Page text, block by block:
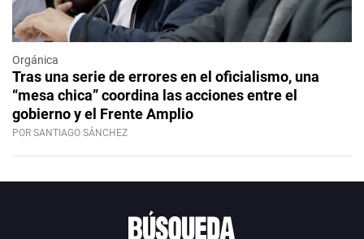
Orgánica
Tras una serie de errores en el oficialismo, una
“mesa chica” coordina las acciones entre el
gobierno y el Frente Amplio
POR SANTIAGO SÁNCHEZ